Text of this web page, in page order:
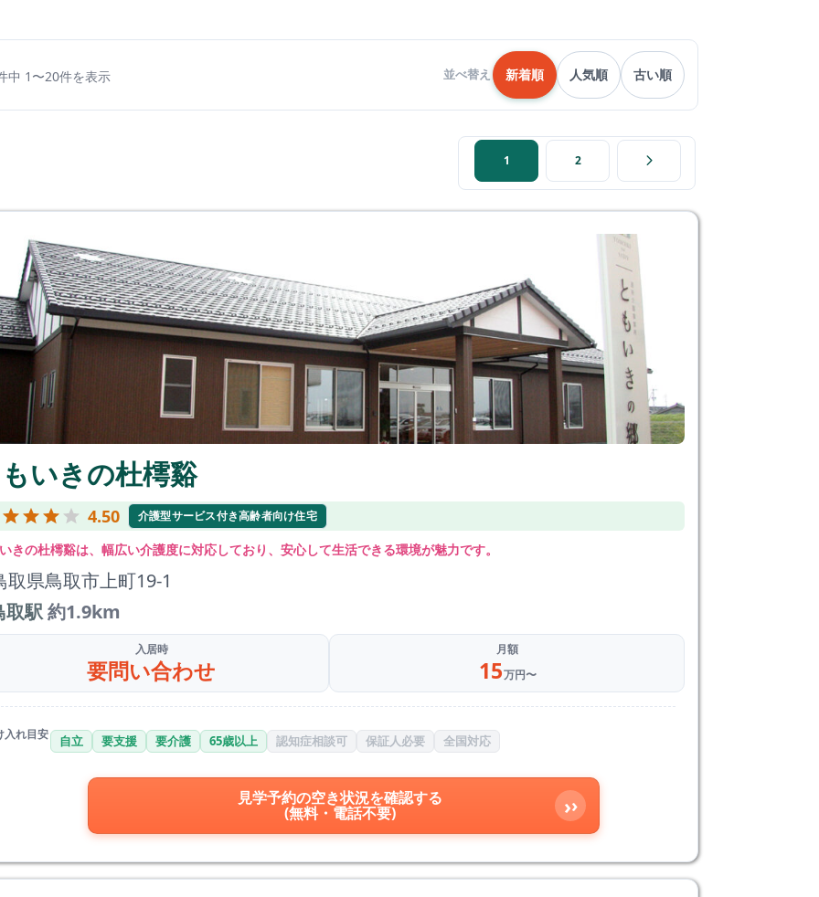
中 1〜20件を表示 並べ替え 新着順 人気順 古い順
1 2 
いきの杜樗谿
4.50 介護型サービス付き高齢者向け住宅
きの杜樗谿は、幅広い介護度に対応しており、安心して生活できる環境が魅力です。
取県鳥取市上町19-1
取駅約1.9km
入居時
要問い合わせ
月額
15万円〜
入れ目安 自立 要支援 要介護 65歳以上 認知症相談可 保証人必要 全国対応
見学予約の空き状況を確認する
(無料・電話不要) ›